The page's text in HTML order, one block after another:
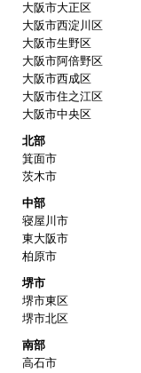
大阪市大正区
大阪市西淀川区
大阪市生野区
大阪市阿倍野区
大阪市西成区
大阪市住之江区
大阪市中央区
北部
箕面市
茨木市
中部
寝屋川市
東大阪市
柏原市
堺市
堺市東区
堺市北区
南部
高石市